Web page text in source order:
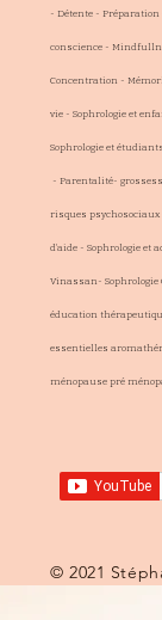
- Détente -
conscience -
Concentration -
vie - Sophrologie et
Sophrologie et
- Parentalité-
risques
d'aide - Sophrologie et
Vinassan-
éducation
essentielles
ménopause pré
© 2021